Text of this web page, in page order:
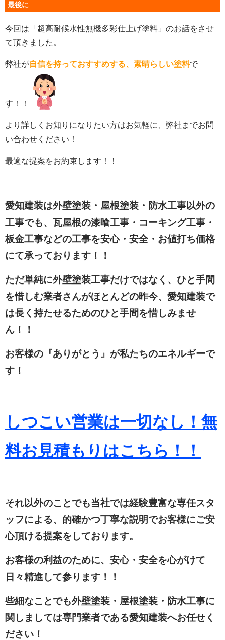
最後に
今回は「超高耐候水性無機多彩仕上げ塗料」のお話をさせ
て頂きました。
弊社が自信を持っておすすめする、素晴らしい塗料で
す！！
より詳しくお知りになりたい方はお気軽に、弊社までお問
い合わせください！
最適な提案をお約束します！！
愛知建装は外壁塗装・屋根塗装・防水工事以外の
工事でも、瓦屋根の漆喰工事・コーキング工事・
板金工事などの工事を安心・安全・お値打ち価格
にて承っております！！
ただ単純に外壁塗装工事だけではなく、ひと手間
を惜しむ業者さんがほとんどの昨今、愛知建装で
は長く持たせるためのひと手間を惜しみませ
ん！！
お客様の『ありがとう』が私たちのエネルギーで
す！
しつこい営業は一切なし！無
料お見積もりはこちら！！
それ以外のことでも当社では経験豊富な専任スタ
ッフによる、的確かつ丁寧な説明でお客様にご安
心頂ける提案をしております。
お客様の利益のために、安心・安全を心がけて
日々精進して参ります！！
些細なことでも外壁塗装・屋根塗装・防水工事に
関しましては専門業者である愛知建装へお任せく
ださい！